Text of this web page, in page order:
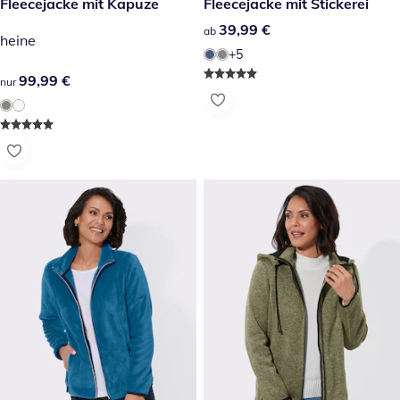
heine
99,99 €
nur 99,99 €
39,99 €
ab 39,99 €
+5